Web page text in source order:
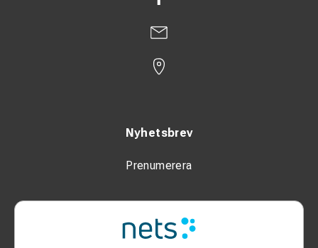
Nyhetsbrev
Prenumerera